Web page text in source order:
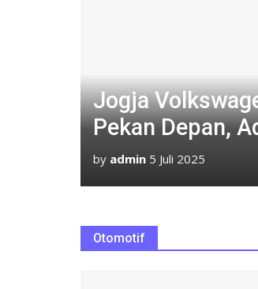
Jogja
Pekan Depan,
by admin 5 Juli 2025
Otomotif